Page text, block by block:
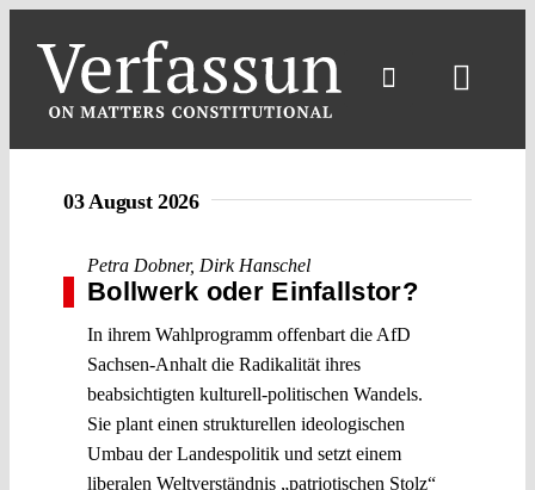
content
03 August 2026
Petra Dobner, Dirk Hanschel
Bollwerk oder Einfallstor?
In ihrem Wahlprogramm offenbart die AfD
Sachsen-Anhalt die Radikalität ihres
beabsichtigten kulturell-politischen Wandels.
Sie plant einen strukturellen ideologischen
Umbau der Landespolitik und setzt einem
liberalen Weltverständnis „patriotischen Stolz“